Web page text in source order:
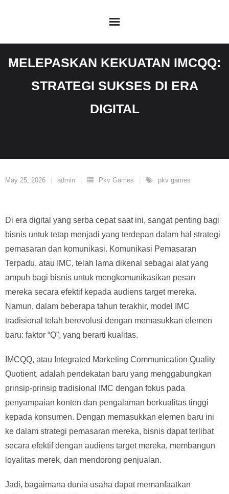
MELEPASKAN KEKUATAN IMCQQ:
STRATEGI SUKSES DI ERA
DIGITAL
May 25, 2026 admin Pkv Games pkv games
Di era digital yang serba cepat saat ini, sangat penting bagi
bisnis untuk tetap menjadi yang terdepan dalam hal strategi
pemasaran dan komunikasi. Komunikasi Pemasaran
Terpadu, atau IMC, telah lama dikenal sebagai alat yang
ampuh bagi bisnis untuk mengkomunikasikan pesan
mereka secara efektif kepada audiens target mereka.
Namun, dalam beberapa tahun terakhir, model IMC
tradisional telah berevolusi dengan memasukkan elemen
baru: faktor “Q”, yang berarti kualitas.
IMCQQ, atau Integrated Marketing Communication Quality
Quotient, adalah pendekatan baru yang menggabungkan
prinsip-prinsip tradisional IMC dengan fokus pada
penyampaian konten dan pengalaman berkualitas tinggi
kepada konsumen. Dengan memasukkan elemen baru ini
ke dalam strategi pemasaran mereka, bisnis dapat terlibat
secara efektif dengan audiens target mereka, membangun
loyalitas merek, dan mendorong penjualan.
Jadi, bagaimana dunia usaha dapat memanfaatkan